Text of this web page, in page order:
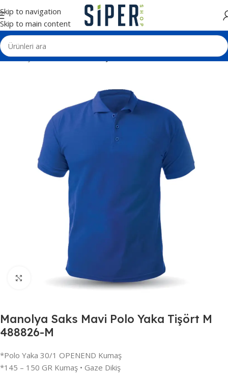
Skip to navigation
Skip to main content
Ana Sayfa Tekstil Ürünleri Tişörtler
Büyütmek için tıklayın
Manolya Saks Mavi Polo Yaka Tişört M
488826-M
*Polo Yaka 30/1 OPENEND Kumaş
*145 – 150 GR Kumaş • Gaze Dikiş